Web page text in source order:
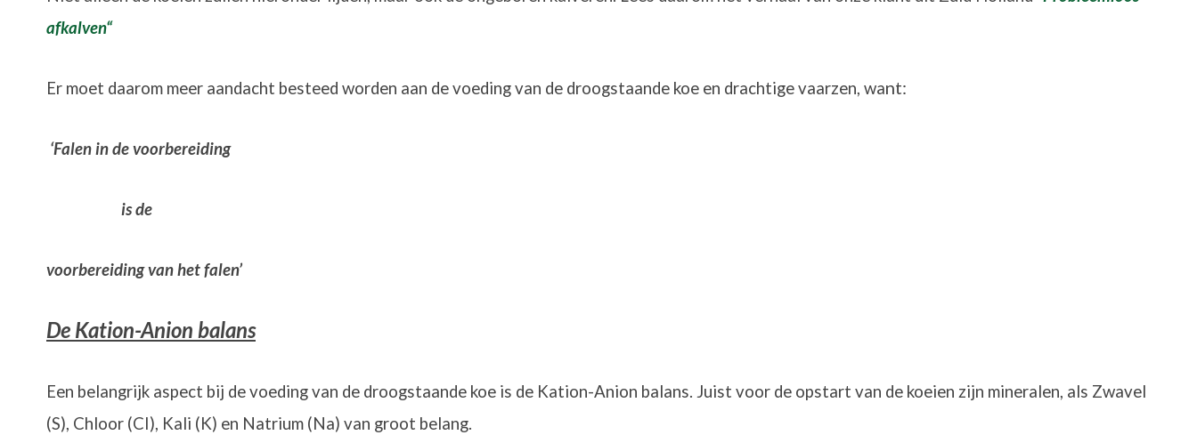
afkalven“
Er moet daarom meer aandacht besteed worden aan de voeding van de droogstaande koe en drachtige vaarzen, want:
‘Falen in de voorbereiding
is de
voorbereiding van het falen’
De Kation-Anion balans
Een belangrijk aspect bij de voeding van de droogstaande koe is de Kation-Anion balans. Juist voor de opstart van de koeien zijn mineralen, als Zwavel
(S), Chloor (CI), Kali (K) en Natrium (Na) van groot belang.